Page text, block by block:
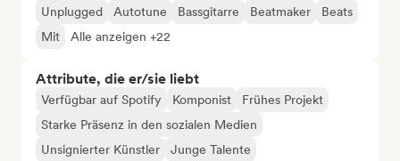
Unplugged Autotune Bassgitarre Beatmaker
Beats
Mit
Alle anzeigen +22
Attribute, die er/sie liebt
Verfügbar auf Spotify Komponist
Frühes Projekt
Starke Präsenz in den sozialen Medien
Unsignierter Künstler
Junge Talente